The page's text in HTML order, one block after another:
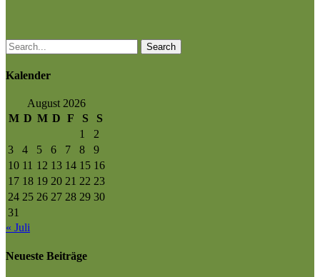
Search
Kalender
August 2026
M D M D F S
S
1
2
3
4 5 6 7 8
9
10 11 12 13 14 15 16
17 18 19 20 21 22 23
24 25 26 27 28 29 30
31
« Juli
Neueste Beiträge